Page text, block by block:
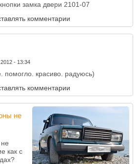
замка двери 2101-07
комментарии
- 13:34
помогло. красиво. радуюсь)
комментарии
не
как с